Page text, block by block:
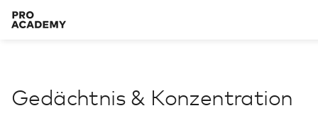
Gedächtnis & Konzentration